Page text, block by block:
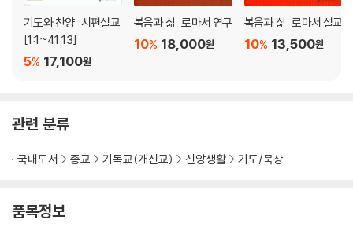
여호와께 돌려라
30(30:1-12) 358
슬픔이 변하여 춤이 되게 하시며
31(31:1-24) 370
죄가 가려진 자는 복이 있도다
인자하심을 베푸소서
35(35:1-28) 429
기도와 찬양 : 시편설교
[1:1~41:13]
17,100원
5%
복음과 삶 : 로마서 연구
18,000원
10%
복음과 삶 : 로마서 설교
13,500원
10%
관련 분류
국내도서 종교 기독교(개신교) 신앙생활 기도/묵상
품목정보